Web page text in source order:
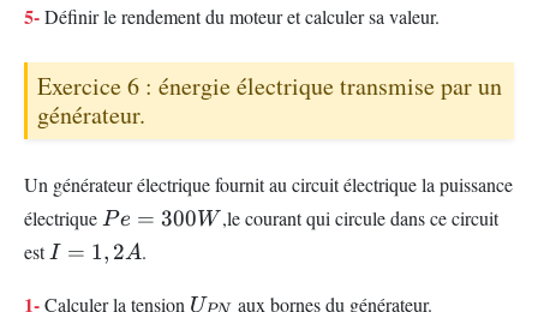
5-Définir le rendement du moteur et calculer sa valeur.
Exercice 6 : énergie électrique transmise par un
générateur.
Un générateur électrique fournit au circuit électrique la puissance
électrique Pe=300W
Pe = 300W,le courant qui circule dans ce circuit
est I=1,2A
I = 1, 2A.
1-Calculer la tension U_{PN}
U aux bornes du générateur.